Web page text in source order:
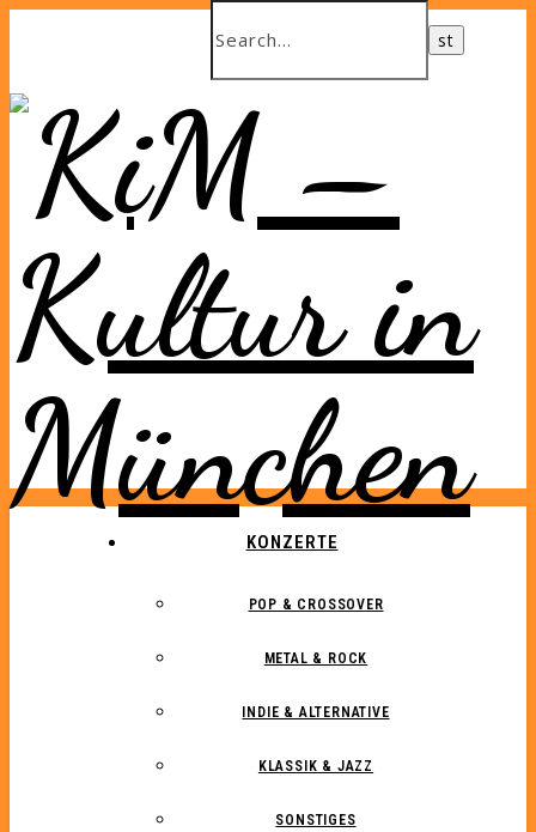
KONZERTE
POP & CROSSOVER
METAL & ROCK
INDIE & ALTERNATIVE
KLASSIK & JAZZ
SONSTIGES